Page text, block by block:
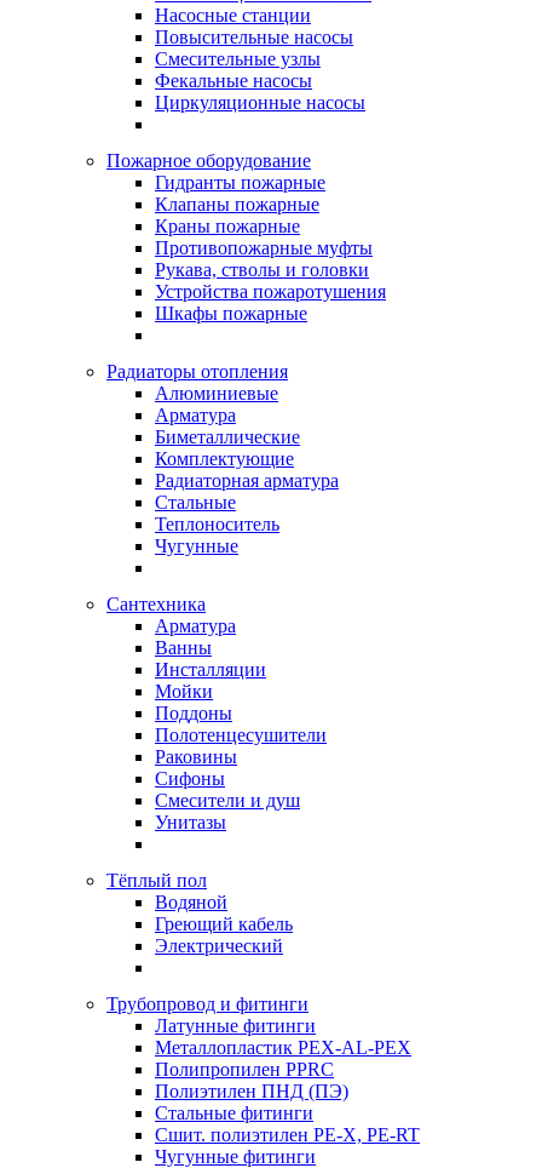
Насосные станции
Повысительные насосы
Смесительные узлы
Фекальные насосы
Циркуляционные насосы
Пожарное оборудование
Гидранты пожарные
Клапаны пожарные
Краны пожарные
Противопожарные муфты
Рукава, стволы и головки
Устройства пожаротушения
Шкафы пожарные
Радиаторы отопления
Алюминиевые
Арматура
Биметаллические
Комплектующие
Радиаторная арматура
Стальные
Теплоноситель
Чугунные
Сантехника
Арматура
Ванны
Инсталляции
Мойки
Поддоны
Полотенцесушители
Раковины
Сифоны
Смесители и душ
Унитазы
Тёплый пол
Водяной
Греющий кабель
Электрический
Трубопровод и фитинги
Латунные фитинги
Металлопластик PEX-AL-PEX
Полипропилен PPRC
Полиэтилен ПНД (ПЭ)
Стальные фитинги
Сшит. полиэтилен PE-X, PE-RT
Чугунные фитинги